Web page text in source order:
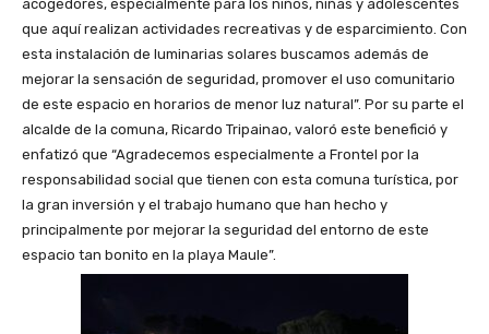
acogedores, especialmente para los niños, niñas y adolescentes
que aquí realizan actividades recreativas y de esparcimiento. Con
esta instalación de luminarias solares buscamos además de
mejorar la sensación de seguridad, promover el uso comunitario
de este espacio en horarios de menor luz natural”. Por su parte el
alcalde de la comuna, Ricardo Tripainao, valoró este benefició y
enfatizó que “Agradecemos especialmente a Frontel por la
responsabilidad social que tienen con esta comuna turística, por
la gran inversión y el trabajo humano que han hecho y
principalmente por mejorar la seguridad del entorno de este
espacio tan bonito en la playa Maule”.